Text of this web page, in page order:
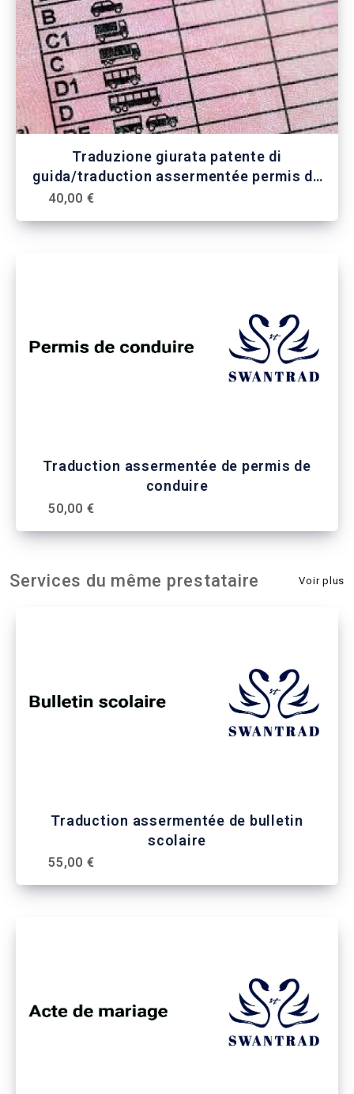
Traduzione giurata patente di
guida/traduction assermentée permis de
40,00 €
Traduction assermentée de permis de
conduire
50,00 €
Services du même prestataire Voir plus
Traduction assermentée de bulletin
scolaire
55,00 €